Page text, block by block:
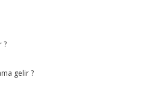
?
gelir ?